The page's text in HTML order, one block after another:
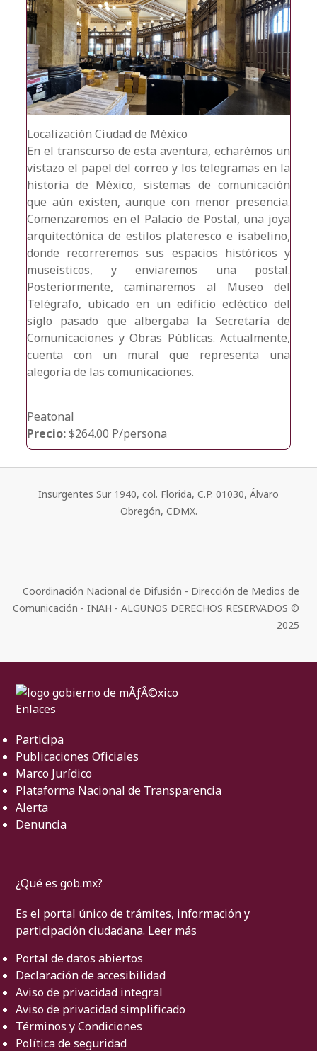
Localización Ciudad de México
En el transcurso de esta aventura, echarémos un
vistazo el papel del correo y los telegramas en la
historia de México, sistemas de comunicación
que aún existen, aunque con menor presencia.
Comenzaremos en el Palacio de Postal, una joya
arquitectónica de estilos plateresco e isabelino,
donde recorreremos sus espacios históricos y
museísticos, y enviaremos una postal.
Posteriormente, caminaremos al Museo del
Telégrafo, ubicado en un edificio ecléctico del
siglo pasado que albergaba la Secretaría de
Comunicaciones y Obras Públicas. Actualmente,
cuenta con un mural que representa una
alegoría de las comunicaciones.
Peatonal
Precio:$264.00 P/persona
Insurgentes Sur 1940, col. Florida, C.P. 01030, Álvaro
Obregón, CDMX.
Coordinación Nacional de Difusión - Dirección de Medios de
Comunicación - INAH - ALGUNOS DERECHOS RESERVADOS ©
2025
Enlaces
Participa
Publicaciones Oficiales
Marco Jurídico
Plataforma Nacional de Transparencia
Alerta
Denuncia
¿Qué es gob.mx?
Es el portal único de trámites, información y
participación ciudadana. Leer más
Portal de datos abiertos
Declaración de accesibilidad
Aviso de privacidad integral
Aviso de privacidad simplificado
Términos y Condiciones
Política de seguridad